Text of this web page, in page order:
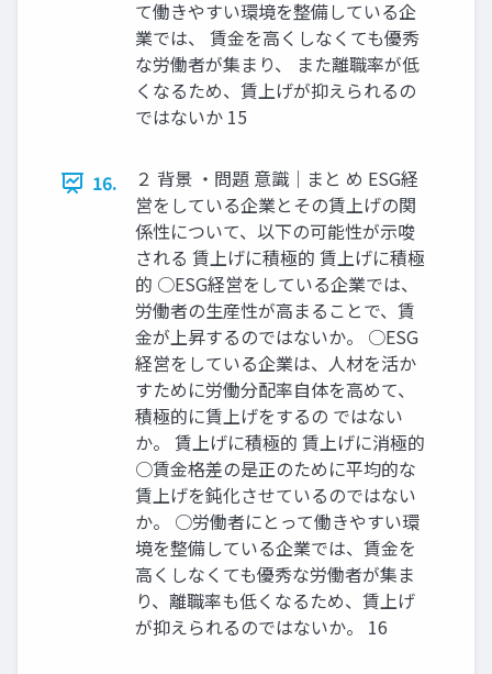
て働きやすい環境を整備している企
業では、 賃金を高くしなくても優秀
な労働者が集まり、 また離職率が低
くなるため、賃上げが抑えられるの
ではないか 15
16.
２ 背景 ・問題 意識｜まと め ESG経
営をしている企業とその賃上げの関
係性について、以下の可能性が示唆
される 賃上げに積極的 賃上げに積極
的 ○ESG経営をしている企業では、
労働者の生産性が高まることで、賃
金が上昇するのではないか。 ○ESG
経営をしている企業は、人材を活か
すために労働分配率自体を高めて、
積極的に賃上げをするの ではない
か。 賃上げに積極的 賃上げに消極的
○賃金格差の是正のために平均的な
賃上げを鈍化させているのではない
か。 ○労働者にとって働きやすい環
境を整備している企業では、賃金を
高くしなくても優秀な労働者が集ま
り、離職率も低くなるため、賃上げ
が抑えられるのではないか。 16